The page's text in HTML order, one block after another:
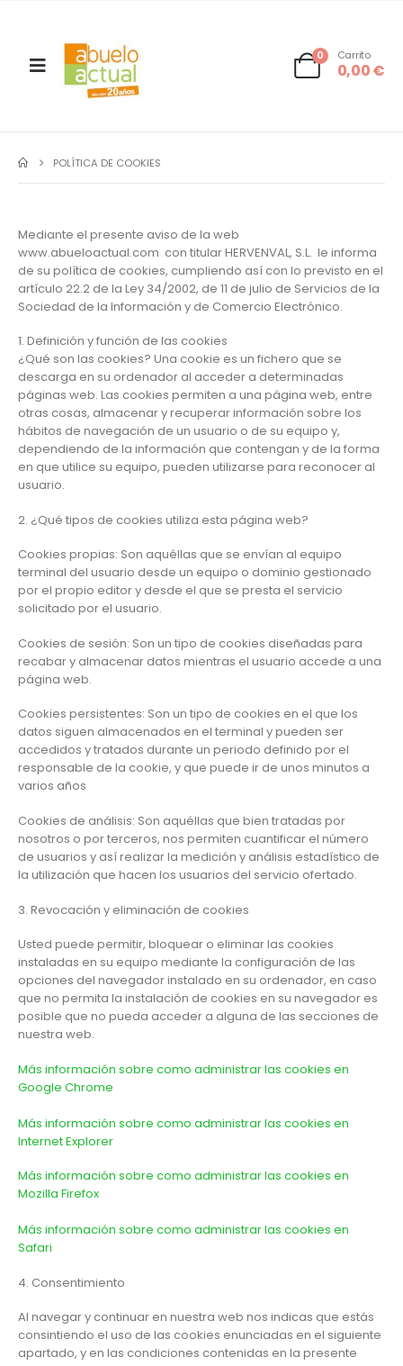
0 Carrito
0,00€
POLÍTICA DE COOKIES
Mediante el presente aviso de la web
www.abueloactual.com con titular HERVENVAL, S.L. le informa
de su política de cookies, cumpliendo así con lo previsto en el
artículo 22.2 de la Ley 34/2002, de 11 de julio de Servicios de la
Sociedad de la Información y de Comercio Electrónico.
1. Definición y función de las cookies
¿Qué son las cookies? Una cookie es un fichero que se
descarga en su ordenador al acceder a determinadas
páginas web. Las cookies permiten a una página web, entre
otras cosas, almacenar y recuperar información sobre los
hábitos de navegación de un usuario o de su equipo y,
dependiendo de la información que contengan y de la forma
en que utilice su equipo, pueden utilizarse para reconocer al
usuario.
2. ¿Qué tipos de cookies utiliza esta página web?
Cookies propias: Son aquéllas que se envían al equipo
terminal del usuario desde un equipo o dominio gestionado
por el propio editor y desde el que se presta el servicio
solicitado por el usuario.
Cookies de sesión: Son un tipo de cookies diseñadas para
recabar y almacenar datos mientras el usuario accede a una
página web.
Cookies persistentes: Son un tipo de cookies en el que los
datos siguen almacenados en el terminal y pueden ser
accedidos y tratados durante un periodo definido por el
responsable de la cookie, y que puede ir de unos minutos a
varios años
Cookies de análisis: Son aquéllas que bien tratadas por
nosotros o por terceros, nos permiten cuantificar el número
de usuarios y así realizar la medición y análisis estadístico de
la utilización que hacen los usuarios del servicio ofertado.
3. Revocación y eliminación de cookies
Usted puede permitir, bloquear o eliminar las cookies
instaladas en su equipo mediante la configuración de las
opciones del navegador instalado en su ordenador, en caso
que no permita la instalación de cookies en su navegador es
posible que no pueda acceder a alguna de las secciones de
nuestra web.
Más información sobre como administrar las cookies en
Google Chrome
Más información sobre como administrar las cookies en
Internet Explorer
Más información sobre como administrar las cookies en
Mozilla Firefox
Más información sobre como administrar las cookies en
Safari
4. Consentimiento
Al navegar y continuar en nuestra web nos indicas que estás
consintiendo el uso de las cookies enunciadas en el siguiente
apartado, y en las condiciones contenidas en la presente